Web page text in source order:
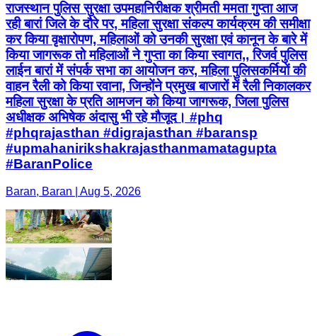
राजस्थान पुलिस सुरक्षा उपमहानिरीक्षक श्रीमती ममता गुप्ता आज
रही बारां जिले के दौरे पर, महिला सुरक्षा संकल्प कार्यक्रम की समीक्षा
कर किया वृक्षारोपण, महिलाओं को उनकी सुरक्षा एवं कानून के बारे में
किया जागरूक तो महिलाओं ने गुप्ता का किया स्वागत,, रिजर्व पुलिस
लाईन बारां में संपर्क सभा का आयोजन कर, महिला पुलिसकर्मियों की
वाहन रैली को किया रवाना, जिन्होंने प्रमुख बाजारों में रैली निकालकर
महिला सुरक्षा के प्रति आमजन को किया जागरूक, जिला पुलिस
अधीक्षक अभिषेक अंदासु भी रहे मौजूद। #phq
#phqrajasthan #digrajasthan #baransp
#upmahanirikshakrajasthanmamatagupta
#BaranPolice
Baran, Baran | Aug 5, 2026